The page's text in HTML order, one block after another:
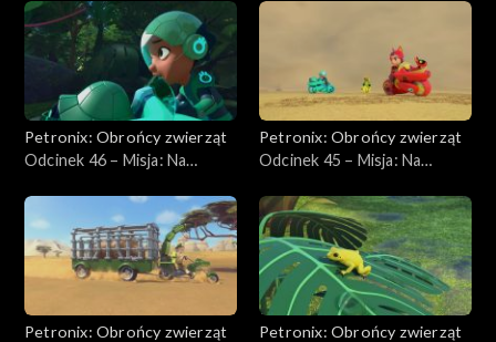
cz. I
Petronix: Obrońcy zwierząt
Odcinek 46 – Misja: Na
Petronix: Obrońcy zwierząt
Odcinek 45 – Misja: Na
Petronix: Obrońcy zwierząt
Petronix: Obrońcy zwierząt